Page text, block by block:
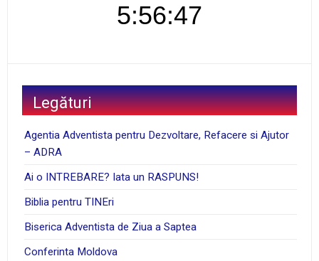
5:56:48
Legături
Agentia Adventista pentru Dezvoltare, Refacere si Ajutor
– ADRA
Ai o INTREBARE? Iata un RASPUNS!
Biblia pentru TINEri
Biserica Adventista de Ziua a Saptea
Conferinta Moldova